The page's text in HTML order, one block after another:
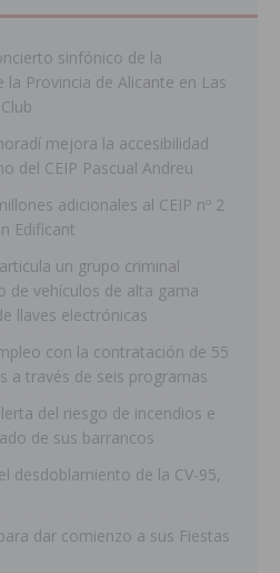
sinfónico de la
la Provincia de Alicante en Las
mejora la accesibilidad
del CEIP Pascual Andreu
adicionales al CEIP nº 2
Edificant
un grupo criminal
de vehículos de alta gama
llaves electrónicas
con la contratación de 55
a través de seis programas
del riesgo de incendios e
de sus barrancos
desdoblamiento de la CV-95,
dar comienzo a sus Fiestas